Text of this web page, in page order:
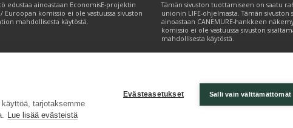
tarjotaksemme
Lue lisää evästeistä
Evästeasetukset Salli vain välttämättömät
edustaa ainoastaan EconomisE-projektin
/ Euroopan komissio ei ole vastuussa sivuston
mahdollisesta käytöstä.
Tämän sivuston tuottamiseen on saatu
unionin LIFE-ohjelmasta. Tämän sivuston
ainoastaan CANEMURE-hankkeen
komissio ei ole vastuussa sivuston
mahdollisesta käytöstä.
|Lähetä palautetta (syke.fi)